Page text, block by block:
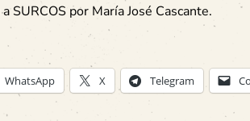
SURCOS por María José Cascante.
WhatsApp X Telegram